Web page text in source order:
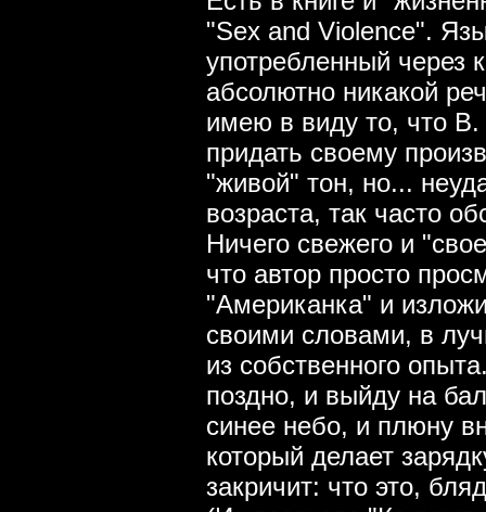
"Sex and Violence".
употребленный через
абсолютно никакой
имею в виду то, что
придать своему
"живой" тон, но...
возраста, так часто
Ничего свежего и
что автор просто
"Американка" и
своими словами, в
из собственного
поздно, и выйду на
синее небо, и плюну
который делает
закричит: что это,